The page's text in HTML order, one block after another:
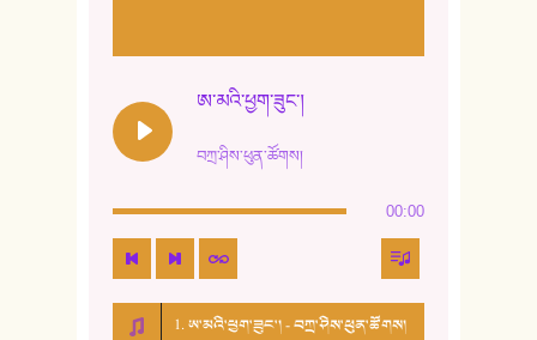
ཨ་མའི་ཕྱག་ཟུང་།
བཀྲ་ཤིས་ཕུན་ཚོགས།
00:00
1. ཨ་མའི་ཕྱག་ཟུང་། - བཀྲ་ཤིས་ཕུན་ཚོགས།